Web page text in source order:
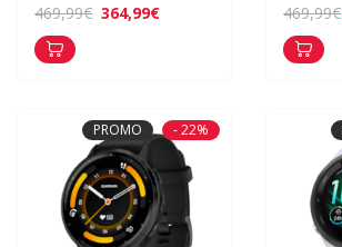
469,99€ 364,99€
469,99€
PROMO - 22%